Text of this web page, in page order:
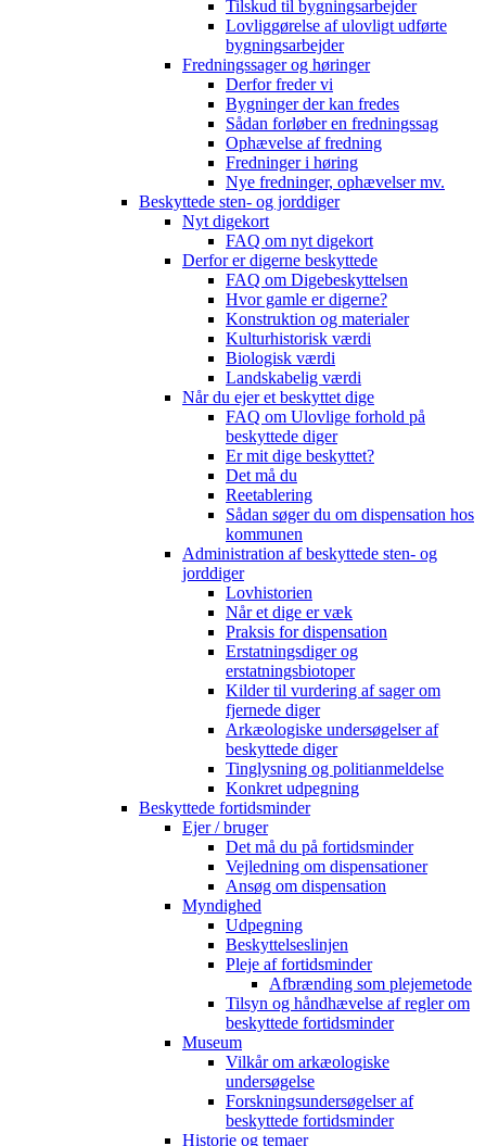
Tilskud til bygningsarbejder
Lovliggørelse af ulovligt udførte
bygningsarbejder
Fredningssager og høringer
Derfor freder vi
Bygninger der kan fredes
Sådan forløber en fredningssag
Ophævelse af fredning
Fredninger i høring
Nye fredninger, ophævelser mv.
Beskyttede sten- og jorddiger
Nyt digekort
FAQ om nyt digekort
Derfor er digerne beskyttede
FAQ om Digebeskyttelsen
Hvor gamle er digerne?
Konstruktion og materialer
Kulturhistorisk værdi
Biologisk værdi
Landskabelig værdi
Når du ejer et beskyttet dige
FAQ om Ulovlige forhold på
beskyttede diger
Er mit dige beskyttet?
Det må du
Reetablering
Sådan søger du om dispensation hos
kommunen
Administration af beskyttede sten- og
jorddiger
Lovhistorien
Når et dige er væk
Praksis for dispensation
Erstatningsdiger og
erstatningsbiotoper
Kilder til vurdering af sager om
fjernede diger
Arkæologiske undersøgelser af
beskyttede diger
Tinglysning og politianmeldelse
Konkret udpegning
Beskyttede fortidsminder
Ejer / bruger
Det må du på fortidsminder
Vejledning om dispensationer
Ansøg om dispensation
Myndighed
Udpegning
Beskyttelseslinjen
Pleje af fortidsminder
Afbrænding som plejemetode
Tilsyn og håndhævelse af regler om
beskyttede fortidsminder
Museum
Vilkår om arkæologiske
undersøgelse
Forskningsundersøgelser af
beskyttede fortidsminder
Historie og temaer